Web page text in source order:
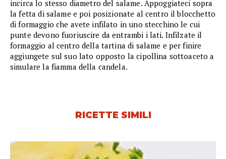
incirca lo stesso diametro del salame. Appoggiateci sopra
la fetta di salame e poi posizionate al centro il blocchetto
di formaggio che avete infilato in uno stecchino le cui
punte devono fuoriuscire da entrambi i lati. Infilzate il
formaggio al centro della tartina di salame e per finire
aggiungete sul suo lato opposto la cipollina sottoaceto a
simulare la fiamma della candela.
RICETTE SIMILI